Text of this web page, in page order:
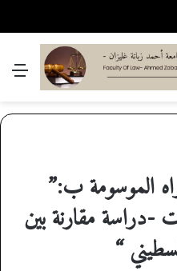
الموسومة ب:”
-دراسة مقارنة بين
“